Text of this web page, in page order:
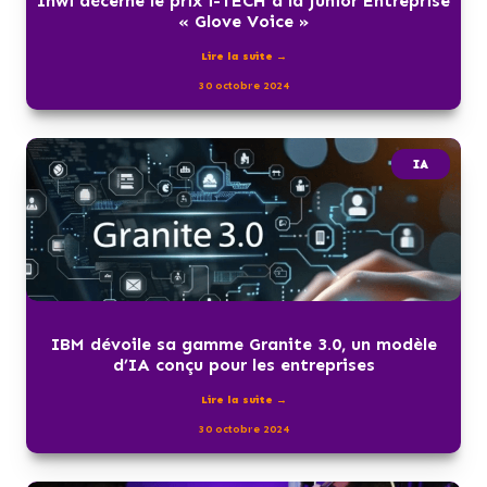
« Glove Voice »
Lire la suite →
30 octobre 2024
IA
IBM dévoile sa gamme Granite 3.0, un modèle
d’IA conçu pour les entreprises
Lire la suite →
30 octobre 2024